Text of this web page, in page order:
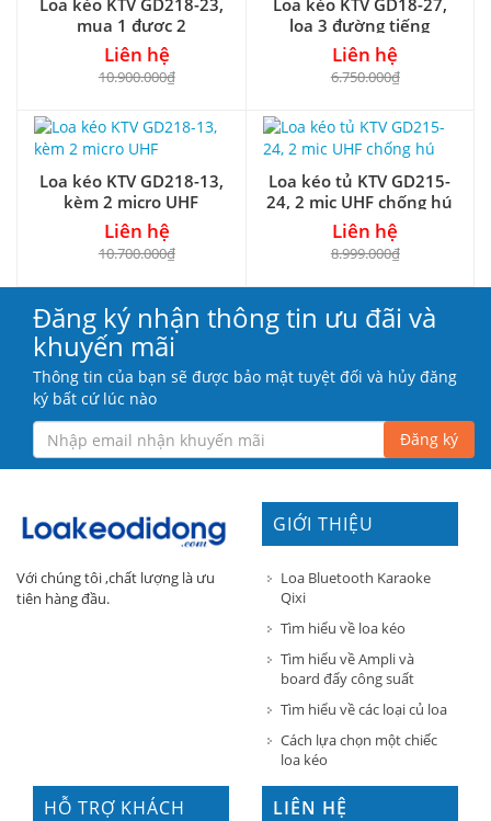
Loa kéo KTV GD218-23,
mua 1 được 2
Liên hệ
10.900.000₫
Loa kéo KTV GD18-27,
loa 3 đường tiếng
Liên hệ
6.750.000₫
Loa kéo KTV GD218-13,
kèm 2 micro UHF
Liên hệ
10.700.000₫
Loa kéo tủ KTV GD215-
24, 2 mic UHF chống hú
Liên hệ
8.999.000₫
Đăng ký nhận thông tin ưu đãi và
khuyến mãi
Thông tin của bạn sẽ được bảo mật tuyệt đối và hủy đăng
ký bất cứ lúc nào
Đăng ký
Với chúng tôi ,chất lượng là ưu
tiên hàng đầu.
GIỚI THIỆU
Loa Bluetooth Karaoke
Qixi
Tìm hiểu về loa kéo
Tìm hiểu về Ampli và
board đẩy công suất
Tìm hiểu về các loại củ loa
Cách lựa chọn một chiếc
loa kéo
HỖ TRỢ KHÁCH
LIÊN HỆ